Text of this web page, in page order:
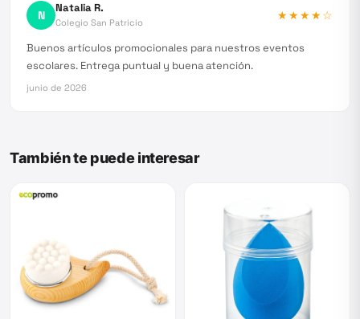
N Natalia R.
Colegio San Patricio
★★★★☆
Buenos artículos promocionales para nuestros eventos
escolares. Entrega puntual y buena atención.
junio de 2026
También te puede interesar